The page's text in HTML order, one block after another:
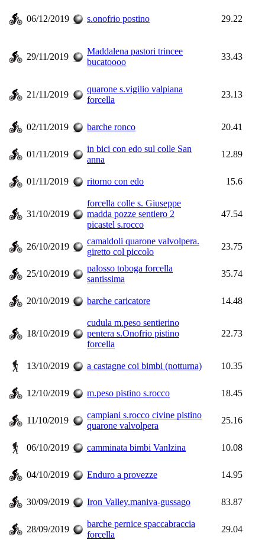
06/12/2019 s.onofrio postino 29.22
29/11/2019
Maddalena pastori trincee
bucatoooo
33.43
21/11/2019
quarone s.vigilio valpiana
forcella
23.13
02/11/2019 barche ronco 20.41
01/11/2019
in bici con edo sul colle San
anna
12.89
01/11/2019 ritorno con edo 15.6
31/10/2019
forcella colle s. Giuseppe
madda pozze sentiero 2
picastel s.rocco
47.54
26/10/2019
camaldoli quarone valvolpera.
giretto col piccolo
23.75
25/10/2019
palosso toboga forcella
santissima
35.74
20/10/2019 barche caricatore 14.48
18/10/2019
cudula m.peso sentierino
pentera s.Onofrio pistino
forcella
22.73
13/10/2019 a castagne coi bimbi (notturna) 10.35
12/10/2019 m.peso pistino s.rocco 18.45
11/10/2019
campiani s.rocco civine pistino
quarone valvolpera
25.16
06/10/2019 camminata bimbi Vanlzina 10.08
04/10/2019 Enduro a provezze 14.95
30/09/2019 Iron Valley.maniva-gussago 83.87
28/09/2019
barche pernice spaccabraccia
forcella
29.04